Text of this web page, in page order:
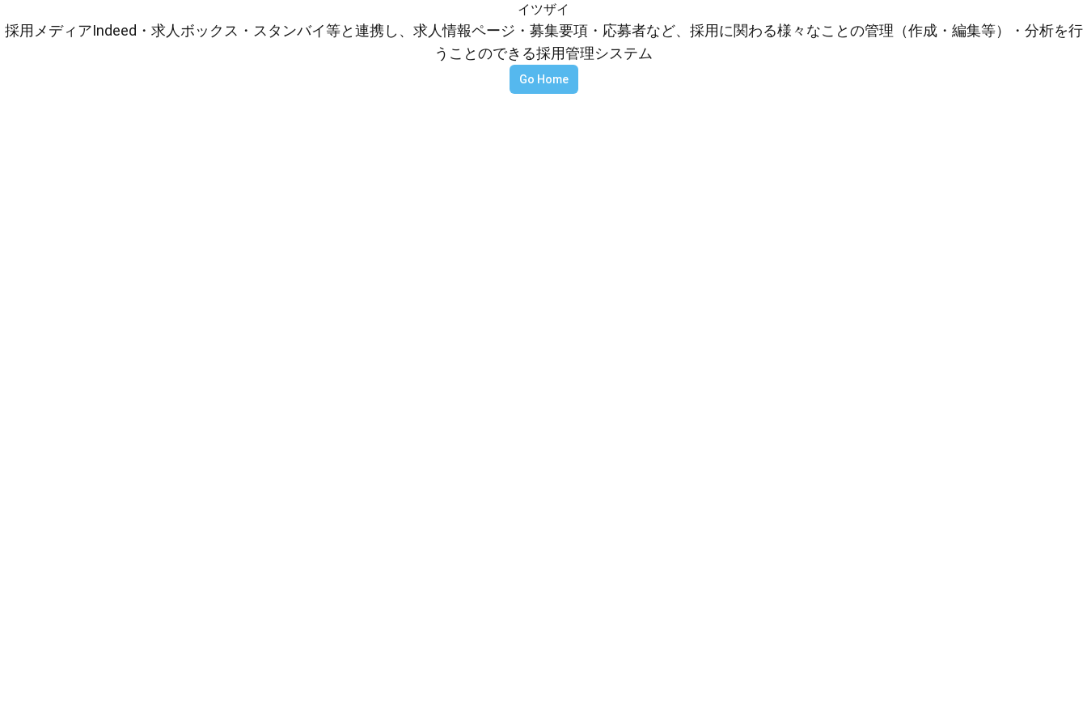
イツザイ
採用メディアIndeed・求人ボックス・スタンバイ等と連携し、求人情報ページ・募集要項・応募者など、採用に関わる様々なことの管理（作成・編集等）・分析を行
うことのできる採用管理システム
Go Home